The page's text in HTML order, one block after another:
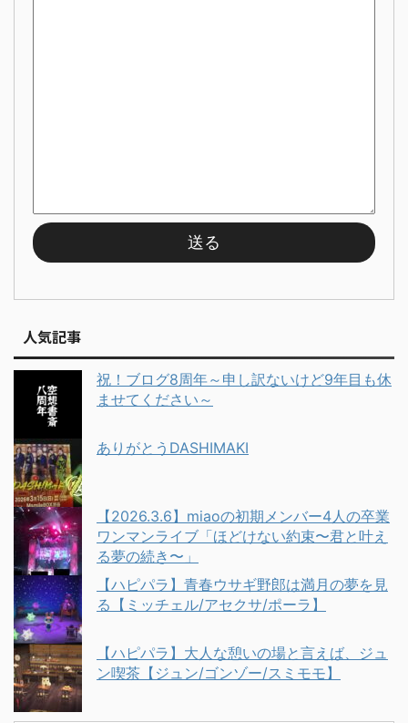
人気記事
祝！ブログ8周年～申し訳ないけど9年目も休
ませてください～
ありがとうDASHIMAKI
【2026.3.6】miaoの初期メンバー4人の卒業
ワンマンライブ「ほどけない約束〜君と叶え
る夢の続き〜」
【ハピパラ】青春ウサギ野郎は満月の夢を見
る【ミッチェル/アセクサ/ポーラ】
【ハピパラ】大人な憩いの場と言えば、ジュ
ン喫茶【ジュン/ゴンゾー/スミモモ】